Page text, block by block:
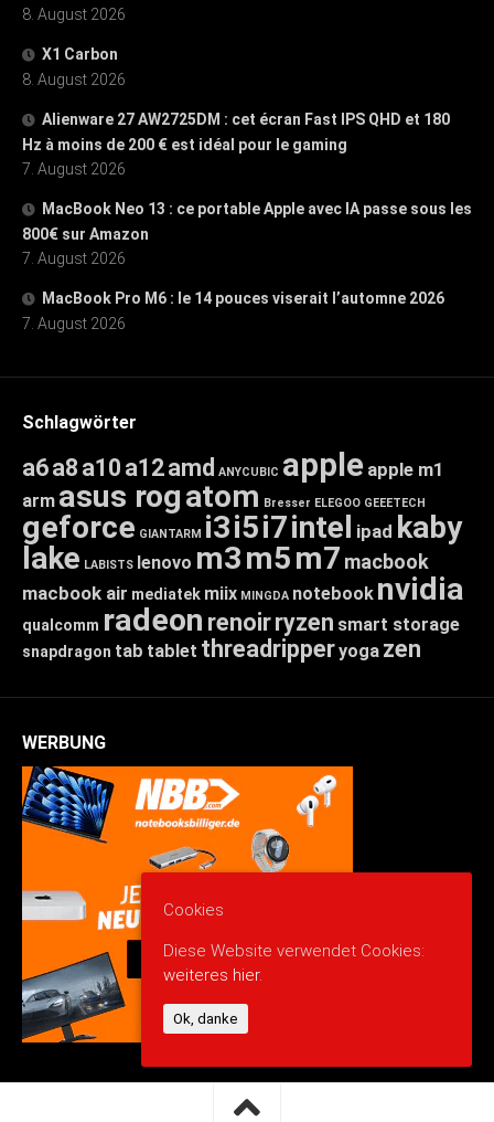
8. August 2026
X1 Carbon
8. August 2026
Alienware 27 AW2725DM : cet écran Fast IPS QHD et 180
Hz à moins de 200 € est idéal pour le gaming
7. August 2026
MacBook Neo 13 : ce portable Apple avec IA passe sous les
800€ sur Amazon
7. August 2026
MacBook Pro M6 : le 14 pouces viserait l’automne 2026
7. August 2026
Schlagwörter
a6a8 a10 a12amd ANYCUBIC apple apple m1
arm asus rogatom Bresser ELEGOO GEEETECH
geforce GIANTARM i3i5i7intel ipad kaby
lake LABISTS lenovo m3m5m7 macbook
macbook air mediatek miix MINGDA notebook nvidia
qualcomm radeon renoirryzen smart storage
snapdragon tab tablet threadripperyoga zen
WERBUNG
Cookies
Diese Website verwendet Cookies:
weiteres hier.
Ok, danke